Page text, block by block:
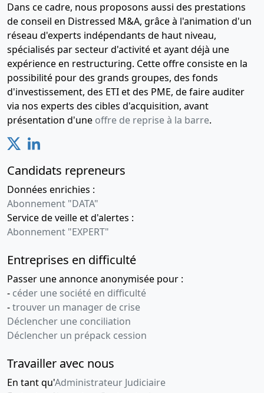
Dans ce cadre, nous proposons aussi des prestations
de conseil en Distressed M&A, grâce à l'animation d'un
réseau d'experts indépendants de haut niveau,
spécialisés par secteur d'activité et ayant déjà une
expérience en restructuring. Cette offre consiste en la
possibilité pour des grands groupes, des fonds
d'investissement, des ETI et des PME, de faire auditer
via nos experts des cibles d'acquisition, avant
présentation d'une offre de reprise à la barre.
Candidats repreneurs
Données enrichies :
Abonnement "DATA"
Service de veille et d'alertes :
Abonnement "EXPERT"
Entreprises en difficulté
Passer une annonce anonymisée pour :
- céder une société en difficulté
-trouver un manager de crise
Déclencher une conciliation
Déclencher un prépack cession
Travailler avec nous
En tant qu'Administrateur Judiciaire